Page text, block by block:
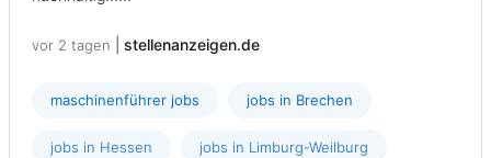
vor 2 tagen stellenanzeigen.de
maschinenführer jobs jobs in Brechen
jobs in Hessen jobs in Limburg-Weilburg